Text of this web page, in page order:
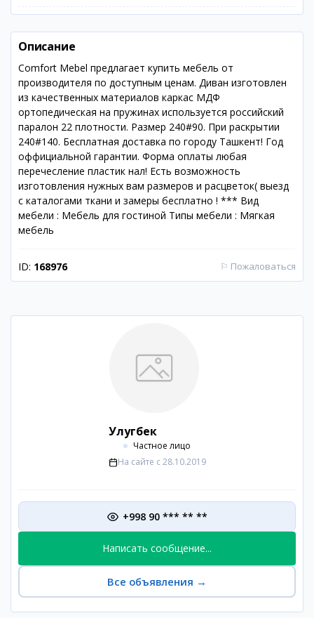
Описание
Comfort Mebel предлагает купить мебель от
производителя по доступным ценам. Диван изготовлен
из качественных материалов каркас МДФ
ортопедическая на пружинах используется российский
паралон 22 плотности. Размер 240#90. При раскрытии
240#140. Бесплатная доставка по городу Ташкент! Год
оффициальной гарантии. Форма оплаты любая
перечесление пластик нал! Есть возможность
изготовления нужных вам размеров и расцветок( выезд
с каталогами ткани и замеры бесплатно ! *** Вид
мебели : Мебель для гостиной Типы мебели : Мягкая
мебель
ID: 168976 ⚐ Пожаловаться
Улугбек
Частное лицо
На сайте с 28.10.2019
+998 90 *** ** **
Написать сообщение...
Все объявления →